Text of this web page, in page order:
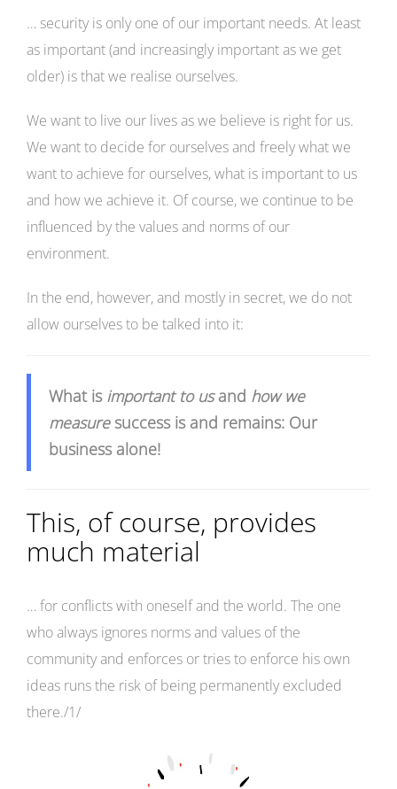
… security is only one of our important needs. At least
as important (and increasingly important as we get
older) is that we realise ourselves.
We want to live our lives as we believe is right for us.
We want to decide for ourselves and freely what we
want to achieve for ourselves, what is important to us
and how we achieve it. Of course, we continue to be
influenced by the values and norms of our
environment.
In the end, however, and mostly in secret, we do not
allow ourselves to be talked into it:
What is important to usand how we
measuresuccess is and remains: Our
business alone!
This, of course, provides
much material
… for conflicts with oneself and the world. The one
who always ignores norms and values of the
community and enforces or tries to enforce his own
ideas runs the risk of being permanently excluded
there./1/